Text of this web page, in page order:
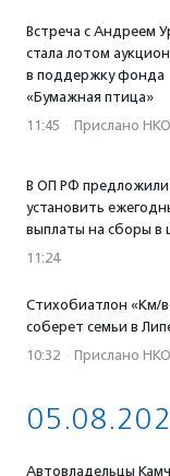
Встреча с Андреем
стала лотом
в поддержку фонда
«Бумажная птица»
11:45 · Прислано НКО
В ОП РФ предложили
установить
выплаты на сборы в
11:24
Стихобиатлон «Км/
соберет семьи в
10:32 · Прислано НКО
Автовладельцы